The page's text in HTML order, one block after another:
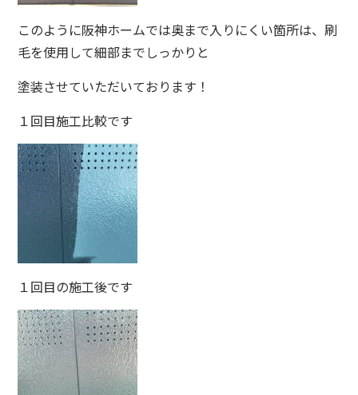
このように阪神ホームでは奥まで入りにくい箇所は、刷
毛を使用して細部までしっかりと
塗装させていただいております！
１回目施工比較です
１回目の施工後です